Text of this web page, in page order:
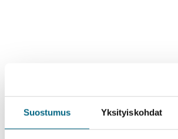
Suostumus Yksityiskohdat
Vis (Kroatia)